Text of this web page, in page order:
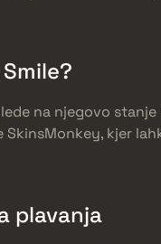
na njegovo
kjer
plavanja